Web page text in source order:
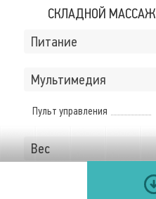
СКЛАДНОЙ
Питание
Мультимедия
Пульт управления
Вес